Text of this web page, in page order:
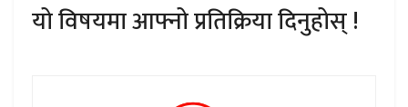
यो विषयमा आफ्नो प्रतिक्रिया दिनुहोस् !